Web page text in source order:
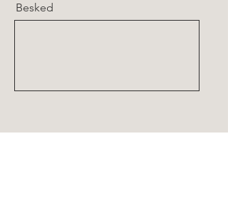
Besked